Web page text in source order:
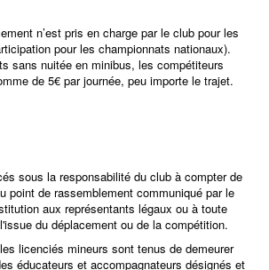
n’est pris en charge par le club pour les
pour les championnats nationaux).
sans nuitée en minibus, les compétiteurs
de 5€ par journée, peu importe le trajet.
sous la responsabilité du club à compter de
point de rassemblement communiqué par le
aux représentants légaux ou à toute
du déplacement ou de la compétition.
licenciés mineurs sont tenus de demeurer
éducateurs et accompagnateurs désignés et